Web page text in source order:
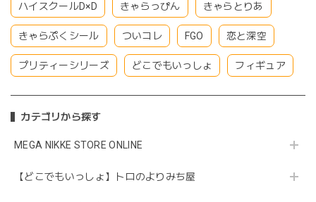
ハイスクールD×D きゃらっぴん きゃらとりあ
きゃらぷくシール ついコレ FGO 恋と深空
プリティーシリーズ どこでもいっしょ フィギュア
カテゴリから探す
MEGA NIKKE STORE ONLINE
【どこでもいっしょ】トロのよりみち屋